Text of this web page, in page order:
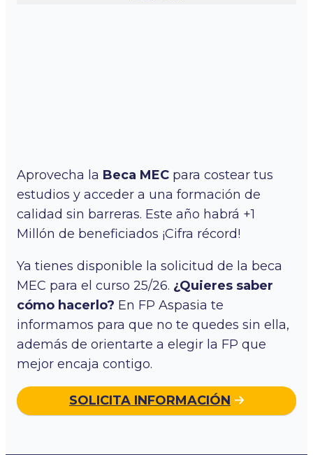
Aprovecha la Beca MEC para costear tus
estudios y acceder a una formación de
calidad sin barreras. Este año habrá +1
Millón de beneficiados ¡Cifra récord!
Ya tienes disponible la solicitud de la beca
MEC para el curso 25/26. ¿Quieres saber
cómo hacerlo? En FP Aspasia te
informamos para que no te quedes sin ella,
además de orientarte a elegir la FP que
mejor encaja contigo.
SOLICITA INFORMACIÓN